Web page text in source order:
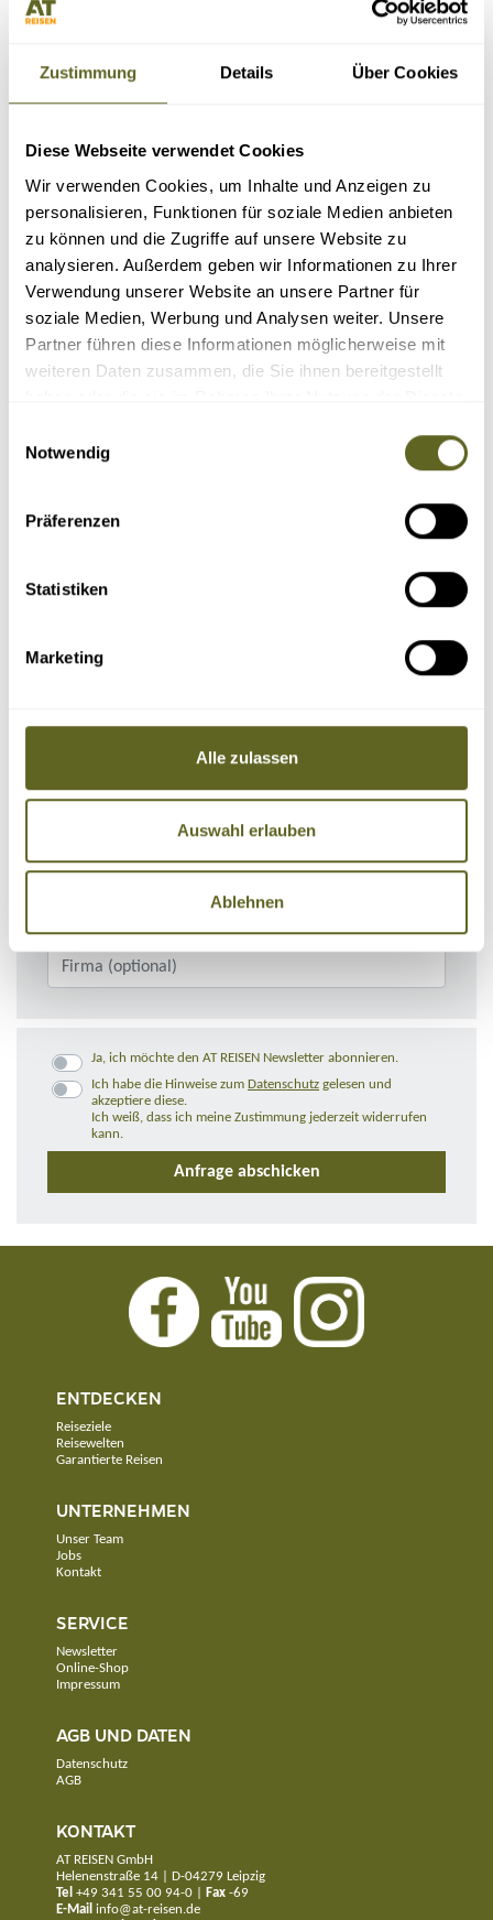
Zustimmung Details Über Cookies
Diese Webseite verwendet Cookies
Wir verwenden Cookies, um Inhalte und Anzeigen zu
personalisieren, Funktionen für soziale Medien anbieten
zu können und die Zugriffe auf unsere Website zu
analysieren. Außerdem geben wir Informationen zu Ihrer
Verwendung unserer Website an unsere Partner für
soziale Medien, Werbung und Analysen weiter. Unsere
Partner führen diese Informationen möglicherweise mit
weiteren Daten zusammen, die Sie ihnen bereitgestellt
Notwendig
Präferenzen
Statistiken
Marketing
Alle zulassen
Auswahl erlauben
Ablehnen
KONTAKTDATEN
Ja, ich möchte den AT REISEN Newsletter abonnieren.
Ich habe die Hinweise zum Datenschutz gelesen und
akzeptiere diese.
Ich weiß, dass ich meine Zustimmung jederzeit widerrufen
kann.
ENTDECKEN
Reiseziele
Reisewelten
Garantierte Reisen
UNTERNEHMEN
Unser Team
Jobs
Kontakt
SERVICE
Newsletter
Online-Shop
Impressum
AGB UND DATEN
Datenschutz
AGB
KONTAKT
AT REISEN GmbH
Helenenstraße 14 | D-04279 Leipzig
Tel +49 341 55 00 94-0 Fax -69
E-Mail info@at-reisen.de